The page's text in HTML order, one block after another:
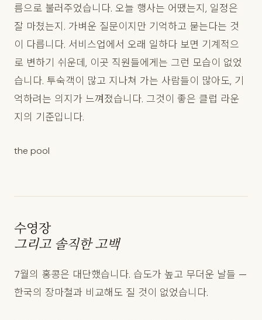
름으로 불러주었습니다. 오늘 행사는 어땠는지, 일정은
잘 마쳤는지. 가벼운 질문이지만 기억하고 묻는다는 것
이 다릅니다. 서비스업에서 오래 일하다 보면 기계적으
로 변하기 쉬운데, 이곳 직원들에게는 그런 모습이 없었
습니다. 투숙객이 많고 지나쳐 가는 사람들이 많아도, 기
억하려는 의지가 느껴졌습니다. 그것이 좋은 클럽 라운
지의 기준입니다.
the pool
수영장
그리고 솔직한 고백
7월의 홍콩은 대단했습니다. 습도가 높고 무더운 날들 —
한국의 장마철과 비교해도 질 것이 없었습니다.